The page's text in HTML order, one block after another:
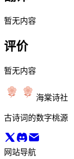
暂无内容
评价
暂无内容
海棠诗社
古诗词的数字桃源
网站导航